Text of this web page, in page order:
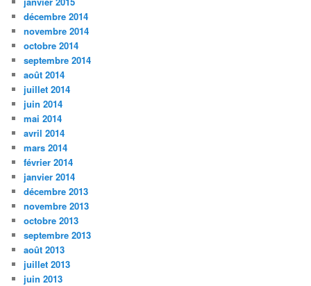
décembre 2014
novembre 2014
octobre 2014
septembre 2014
août 2014
juillet 2014
juin 2014
mai 2014
avril 2014
mars 2014
février 2014
janvier 2014
décembre 2013
novembre 2013
octobre 2013
septembre 2013
août 2013
juillet 2013
juin 2013